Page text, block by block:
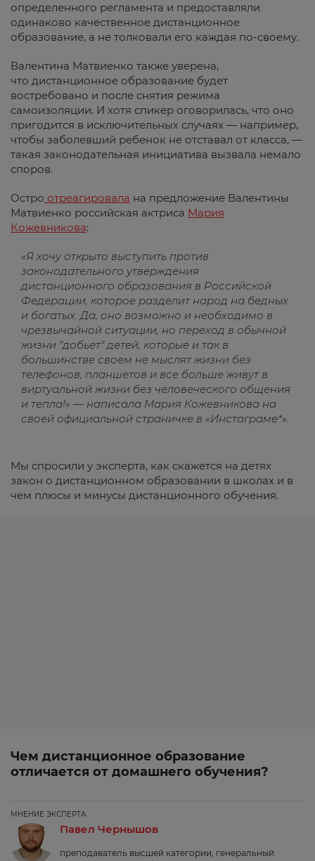
определенного регламента и предоставляли
одинаково качественное дистанционное
образование, а не толковали его каждая по-своему.
Валентина Матвиенко также уверена,
что дистанционное образование будет
востребовано и после снятия режима
самоизоляции. И хотя спикер оговорилась, что оно
пригодится в исключительных случаях — например,
чтобы заболевший ребенок не отставал от класса, —
такая законодательная инициатива вызвала немало
споров.
Остро отреагировала на предложение Валентины
Матвиенко российская актриса Мария
Кожевникова:
«Я хочу открыто выступить против
законодательного утверждения
дистанционного образования в Российской
Федерации, которое разделит народ на бедных
и богатых. Да, оно возможно и необходимо в
чрезвычайной ситуации, но переход в обычной
жизни "добьет" детей, которые и так в
большинстве своем не мыслят жизни без
телефонов, планшетов и все больше живут в
виртуальной жизни без человеческого общения
и тепла!» — написала Мария Кожевникова на
своей официальной страничке в «Инстаграме*».
Мы спросили у эксперта, как скажется на детях
закон о дистанционном образовании в школах и в
чем плюсы и минусы дистанционного обучения.
Чем дистанционное образование
отличается от домашнего обучения?
МНЕНИЕ ЭКСПЕРТА
Павел Чернышов
преподаватель высшей категории, генеральный